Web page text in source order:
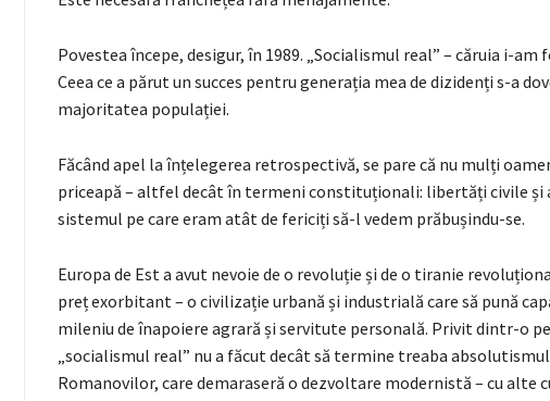
Povestea începe, desigur, în 1989. „Socialismul real” – căruia i-
Ceea ce a părut un succes pentru generația mea de dizidenți s-a
majoritatea populației.
Făcând apel la înțelegerea retrospectivă, se pare că nu mulți
priceapă – altfel decât în termeni constituționali: libertăți civile și
sistemul pe care eram atât de fericiți să-l vedem prăbușindu-se.
Europa de Est a avut nevoie de o revoluție și de o tiranie
preț exorbitant – o civilizație urbană și industrială care să pună
mileniu de înapoiere agrară și servitute personală. Privit dintr-o
„socialismul real” nu a făcut decât să termine treaba
Romanovilor, care demaraseră o dezvoltare modernistă – cu alte